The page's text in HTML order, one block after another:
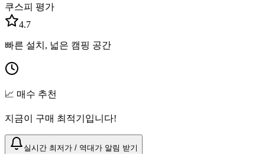
쿠스피 평가
4.7
빠른 설치, 넓은 캠핑 공간
📈 매수 추천
지금이 구매 최적기입니다!
실시간 최저가 / 역대가 알림 받기